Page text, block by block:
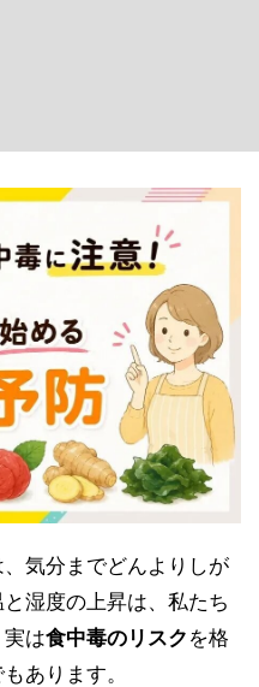
気分までどんよりしが
湿度の上昇は、私たち
は食中毒のリスク を格
あります。